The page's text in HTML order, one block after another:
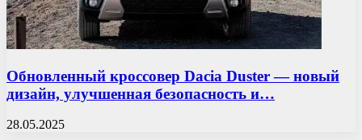
Обновленный кроссовер Dacia Duster — новый
дизайн, улучшенная безопасность и…
28.05.2025